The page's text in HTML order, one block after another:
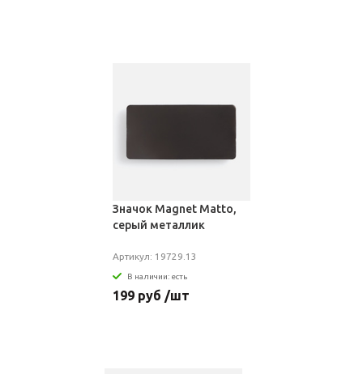
Значок Magnet Matto,
серый металлик
Артикул: 19729.13
В наличии: есть
199 руб /шт